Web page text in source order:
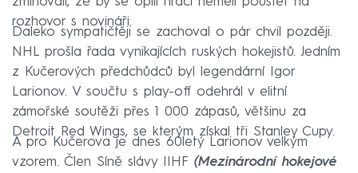
rozhovor s novináři.
Daleko sympatičtěji se zachoval o pár chvil později.
NHL prošla řada vynikajících ruských hokejistů. Jedním
z Kučerových předchůdců byl legendární Igor
Larionov. V součtu s play-off odehrál v elitní
zámořské soutěži přes 1 000 zápasů, většinu za
Detroit Red Wings, se kterým získal tři Stanley Cupy.
A pro Kučerova je dnes 60letý Larionov velkým
vzorem. Člen Síně slávy IIHF (Mezinárodní hokejové